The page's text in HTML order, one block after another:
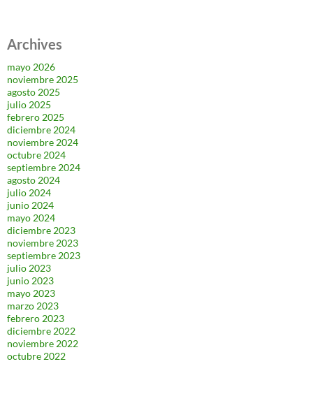
Archives
mayo 2026
noviembre 2025
agosto 2025
julio 2025
febrero 2025
diciembre 2024
noviembre 2024
octubre 2024
septiembre 2024
agosto 2024
julio 2024
junio 2024
mayo 2024
diciembre 2023
noviembre 2023
septiembre 2023
julio 2023
junio 2023
mayo 2023
marzo 2023
febrero 2023
diciembre 2022
noviembre 2022
octubre 2022